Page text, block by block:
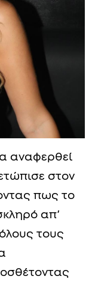
αναφερθεί
στον
πως το
απ’
τους